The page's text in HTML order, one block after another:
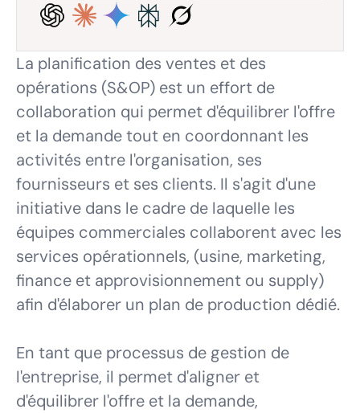
La planification des ventes et des
opérations (S&OP) est un effort de
collaboration qui permet d'équilibrer l'offre
et la demande tout en coordonnant les
activités entre l'organisation, ses
fournisseurs et ses clients. Il s'agit d'une
initiative dans le cadre de laquelle les
équipes commerciales collaborent avec les
services opérationnels, (usine, marketing,
finance et approvisionnement ou supply)
afin d'élaborer un plan de production dédié.
En tant que processus de gestion de
l'entreprise, il permet d'aligner et
d'équilibrer l'offre et la demande,